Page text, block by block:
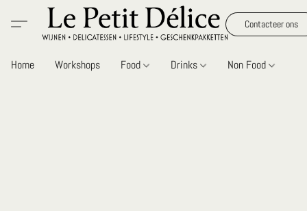
Contacteer ons
Home Workshops Food Drinks Non Food